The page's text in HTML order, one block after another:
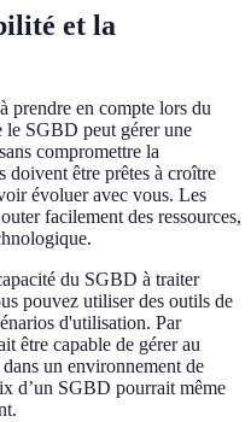
et la
prendre en compte lors du
SGBD peut gérer une
compromettre la
doivent être prêtes à croître
évoluer avec vous. Les
facilement des ressources,
du SGBD à traiter
pouvez utiliser des outils de
d'utilisation. Par
être capable de gérer au
un environnement de
d’un SGBD pourrait même